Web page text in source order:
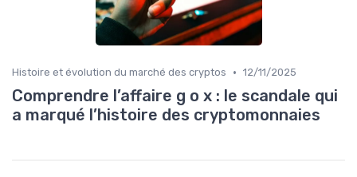
Histoire et évolution du marché des cryptos • 12/11/2025
Comprendre l’affaire g o x : le scandale qui
a marqué l’histoire des cryptomonnaies